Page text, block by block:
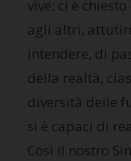
vive; ci è
agli altri,
intendere, di
della realtà,
diversità delle
si è capaci di
Così il nostro